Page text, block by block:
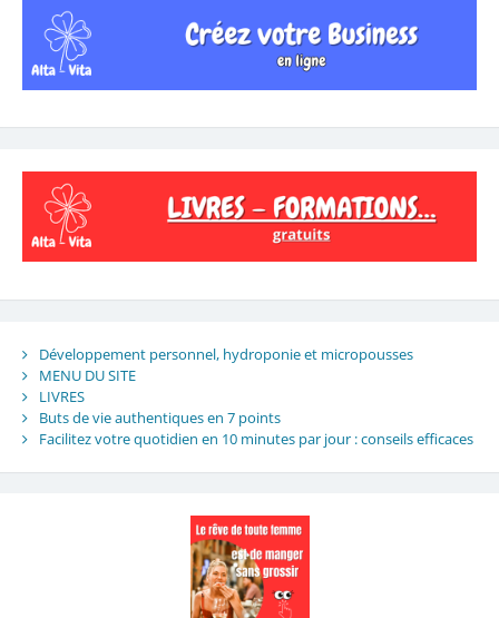
Développement personnel, hydroponie et micropousses
MENU DU SITE
LIVRES
Buts de vie authentiques en 7 points
Facilitez votre quotidien en 10 minutes par jour : conseils efficaces